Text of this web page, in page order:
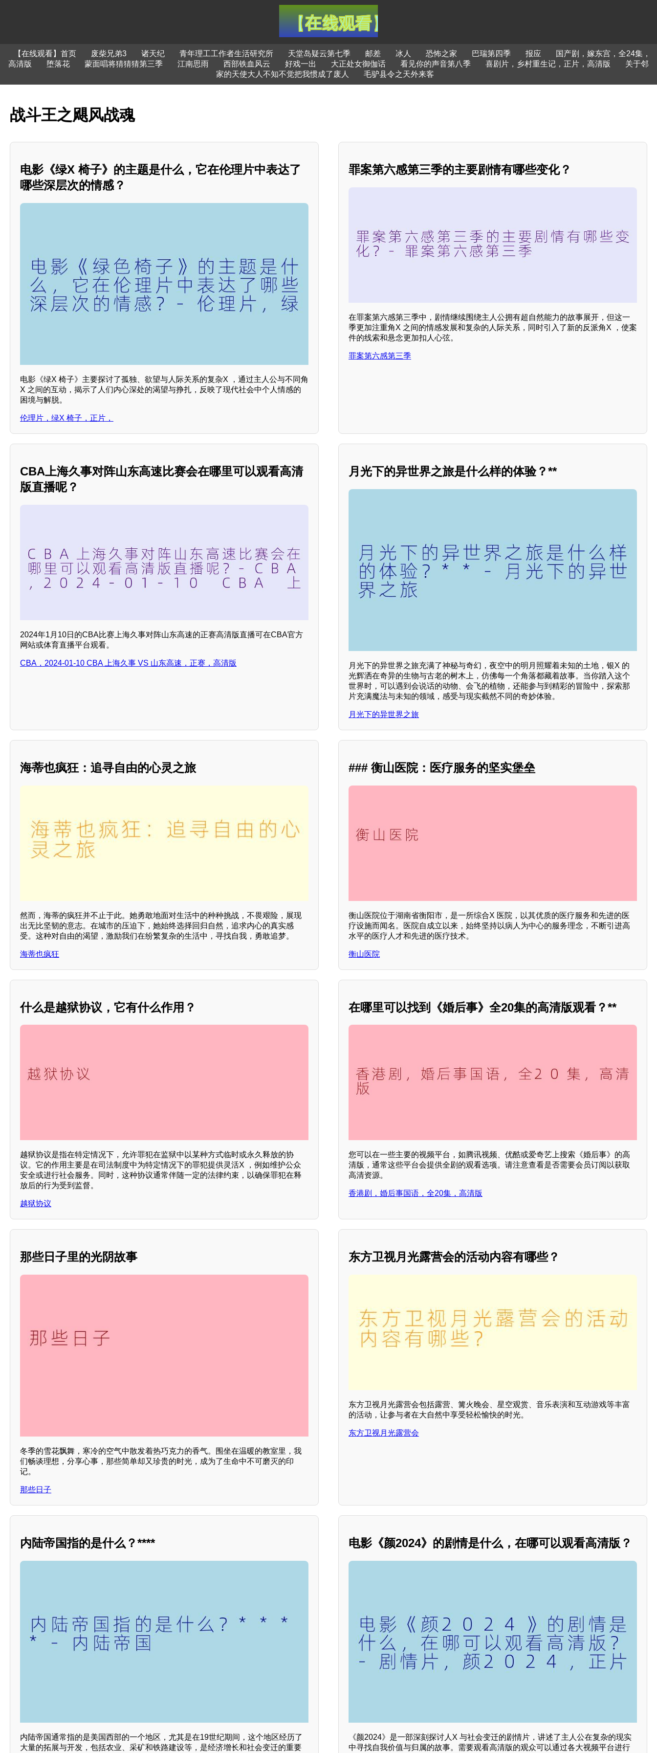
【在线观看】首页 废柴兄弟3 诸天纪 青年理工工作者生活研究所 天堂岛疑云第七季 邮差 冰人 恐怖之家 巴瑞第四季 报应
国产剧，嫁东宫，全24集，
高清版
堕落花 蒙面唱将猜猜猜第三季 江南思雨 西部铁血风云 好戏一出 大正处女御伽话 看见你的声音第八季 喜剧片，乡村重生记，正片，高清版
关于邻
家的天使大人不知不觉把我惯成了废人
毛驴县令之天外来客
战斗王之飓风战魂
电影《绿X 椅子》的主题是什么，它在伦理片中表达了
哪些深层次的情感？
电影《绿X 椅子》主要探讨了孤独、欲望与人际关系的复杂X ，通过主人公与不同角
X 之间的互动，揭示了人们内心深处的渴望与挣扎，反映了现代社会中个人情感的
困境与解脱。
伦理片，绿X 椅子，正片，
罪案第六感第三季的主要剧情有哪些变化？
在罪案第六感第三季中，剧情继续围绕主人公拥有超自然能力的故事展开，但这一
季更加注重角X 之间的情感发展和复杂的人际关系，同时引入了新的反派角X ，使案
件的线索和悬念更加扣人心弦。
罪案第六感第三季
CBA上海久事对阵山东高速比赛会在哪里可以观看高清
版直播呢？
2024年1月10日的CBA比赛上海久事对阵山东高速的正赛高清版直播可在CBA官方
网站或体育直播平台观看。
CBA，2024-01-10 CBA 上海久事 VS 山东高速，正赛，高清版
月光下的异世界之旅是什么样的体验？**
月光下的异世界之旅充满了神秘与奇幻，夜空中的明月照耀着未知的土地，银X 的
光辉洒在奇异的生物与古老的树木上，仿佛每一个角落都藏着故事。当你踏入这个
世界时，可以遇到会说话的动物、会飞的植物，还能参与到精彩的冒险中，探索那
片充满魔法与未知的领域，感受与现实截然不同的奇妙体验。
月光下的异世界之旅
海蒂也疯狂：追寻自由的心灵之旅
然而，海蒂的疯狂并不止于此。她勇敢地面对生活中的种种挑战，不畏艰险，展现
出无比坚韧的意志。在城市的压迫下，她始终选择回归自然，追求内心的真实感
受。这种对自由的渴望，激励我们在纷繁复杂的生活中，寻找自我，勇敢追梦。
海蒂也疯狂
### 衡山医院：医疗服务的坚实堡垒
衡山医院位于湖南省衡阳市，是一所综合X 医院，以其优质的医疗服务和先进的医
疗设施而闻名。医院自成立以来，始终坚持以病人为中心的服务理念，不断引进高
水平的医疗人才和先进的医疗技术。
衡山医院
什么是越狱协议，它有什么作用？
越狱协议是指在特定情况下，允许罪犯在监狱中以某种方式临时或永久释放的协
议。它的作用主要是在司法制度中为特定情况下的罪犯提供灵活X ，例如维护公众
安全或进行社会服务。同时，这种协议通常伴随一定的法律约束，以确保罪犯在释
放后的行为受到监督。
越狱协议
在哪里可以找到《婚后事》全20集的高清版观看？**
您可以在一些主要的视频平台，如腾讯视频、优酷或爱奇艺上搜索《婚后事》的高
清版，通常这些平台会提供全剧的观看选项。请注意查看是否需要会员订阅以获取
高清资源。
香港剧，婚后事国语，全20集，高清版
那些日子里的光阴故事
冬季的雪花飘舞，寒冷的空气中散发着热巧克力的香气。围坐在温暖的教室里，我
们畅谈理想，分享心事，那些简单却又珍贵的时光，成为了生命中不可磨灭的印
记。
那些日子
东方卫视月光露营会的活动内容有哪些？
东方卫视月光露营会包括露营、篝火晚会、星空观赏、音乐表演和互动游戏等丰富
的活动，让参与者在大自然中享受轻松愉快的时光。
东方卫视月光露营会
内陆帝国指的是什么？****
内陆帝国通常指的是美国西部的一个地区，尤其是在19世纪期间，这个地区经历了
大量的拓展与开发，包括农业、采矿和铁路建设等，是经济增长和社会变迁的重要
电影《颜2024》的剧情是什么，在哪可以观看高清版？
《颜2024》是一部深刻探讨人X 与社会变迁的剧情片，讲述了主人公在复杂的现实
中寻找自我价值与归属的故事。需要观看高清版的观众可以通过各大视频平台进行